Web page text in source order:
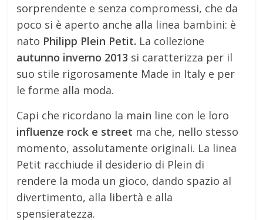
sorprendente e senza compromessi, che da
poco si è aperto anche alla linea bambini: è
nato Philipp Plein Petit. La collezione
autunno inverno 2013 si caratterizza per il
suo stile rigorosamente Made in Italy e per
le forme alla moda.
Capi che ricordano la main line con le loro
influenze rock e street ma che, nello stesso
momento, assolutamente originali. La linea
Petit racchiude il desiderio di Plein di
rendere la moda un gioco, dando spazio al
divertimento, alla libertà e alla
spensieratezza.